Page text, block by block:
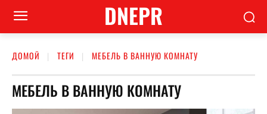
DNEPR
ДОМОЙ ТЕГИ МЕБЕЛЬ В ВАННУЮ КОМНАТУ
МЕБЕЛЬ В ВАННУЮ КОМНАТУ